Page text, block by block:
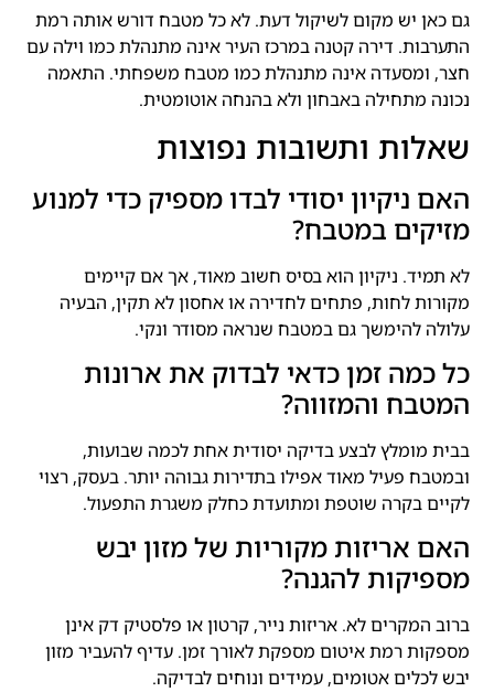
גם כאן יש מקום לשיקול דעת. לא כל מטבח דורש אותה רמת
התערבות. דירה קטנה במרכז העיר אינה מתנהלת כמו וילה עם
חצר, ומסעדה אינה מתנהלת כמו מטבח משפחתי. התאמה
נכונה מתחילה באבחון ולא בהנחה אוטומטית.
שאלות ותשובות נפוצות
האם ניקיון יסודי לבדו מספיק כדי למנוע
מזיקים במטבח?
לא תמיד. ניקיון הוא בסיס חשוב מאוד, אך אם קיימים
מקורות לחות, פתחים לחדירה או אחסון לא תקין, הבעיה
עלולה להימשך גם במטבח שנראה מסודר ונקי.
כל כמה זמן כדאי לבדוק את ארונות
המטבח והמזווה?
בבית מומלץ לבצע בדיקה יסודית אחת לכמה שבועות,
ובמטבח פעיל מאוד אפילו בתדירות גבוהה יותר. בעסק, רצוי
לקיים בקרה שוטפת ומתועדת כחלק משגרת התפעול.
האם אריזות מקוריות של מזון יבש
מספיקות להגנה?
ברוב המקרים לא. אריזות נייר, קרטון או פלסטיק דק אינן
מספקות רמת איטום מספקת לאורך זמן. עדיף להעביר מזון
יבש לכלים אטומים, עמידים ונוחים לבדיקה.